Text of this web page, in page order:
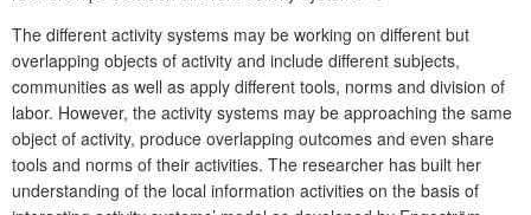
The different activity systems may be working on different but
overlapping objects of activity and include different subjects,
communities as well as apply different tools, norms and division of
labor. However, the activity systems may be approaching the same
object of activity, produce overlapping outcomes and even share
tools and norms of their activities. The researcher has built her
understanding of the local information activities on the basis of